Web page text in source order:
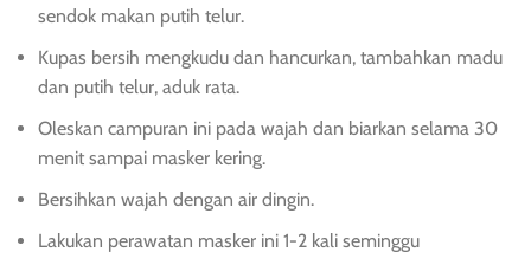
sendok makan putih telur.
Kupas bersih mengkudu dan hancurkan, tambahkan madu
dan putih telur, aduk rata.
Oleskan campuran ini pada wajah dan biarkan selama 30
menit sampai masker kering.
Bersihkan wajah dengan air dingin.
Lakukan perawatan masker ini 1-2 kali seminggu